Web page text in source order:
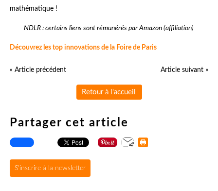
mathématique !
NDLR : certains liens sont rémunérés par Amazon (affiliation)
Découvrez les top innovations de la Foire de Paris
« Article précédent Article suivant »
Retour à l'accueil
Partager cet article
S'inscrire à la newsletter